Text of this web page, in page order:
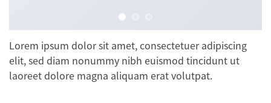
Lorem ipsum dolor sit amet, consectetuer adipiscing
elit, sed diam nonummy nibh euismod tincidunt ut
laoreet dolore magna aliquam erat volutpat.